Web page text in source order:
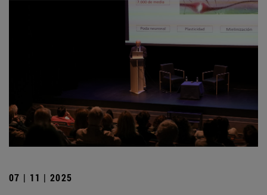
07 | 11 | 2025